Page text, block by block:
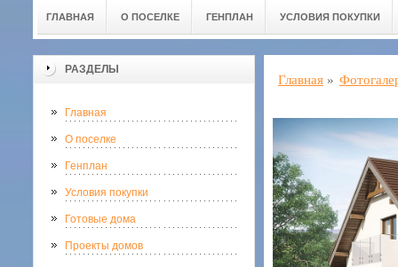
ГЛАВНАЯ О ПОСЕЛКЕ ГЕНПЛАН УСЛОВИЯ ПОКУПКИ
РАЗДЕЛЫ
Главная
О поселке
Генплан
Условия покупки
Готовые дома
Проекты домов
Главная »